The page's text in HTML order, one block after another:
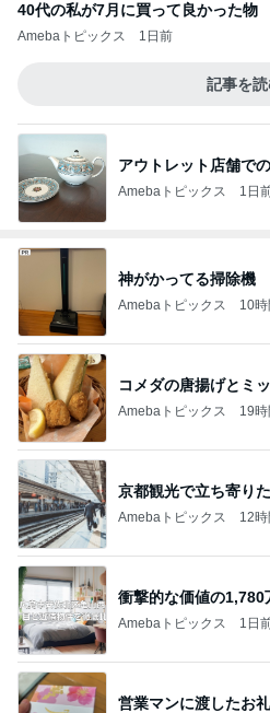
40代の私が7月に買って良かった物
Amebaトピックス 1日前
記事を
アウトレット店舗で
Amebaトピックス 1日
神がかってる掃除機
Amebaトピックス 10
コメダの唐揚げとミ
Amebaトピックス 19
京都観光で立ち寄り
Amebaトピックス 12
衝撃的な価値の1,780
Amebaトピックス 1日
営業マンに渡したお